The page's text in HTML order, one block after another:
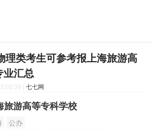
理类考生可参考报上海旅游高
业汇总
| 七七网
旅游高等专科学校
公办